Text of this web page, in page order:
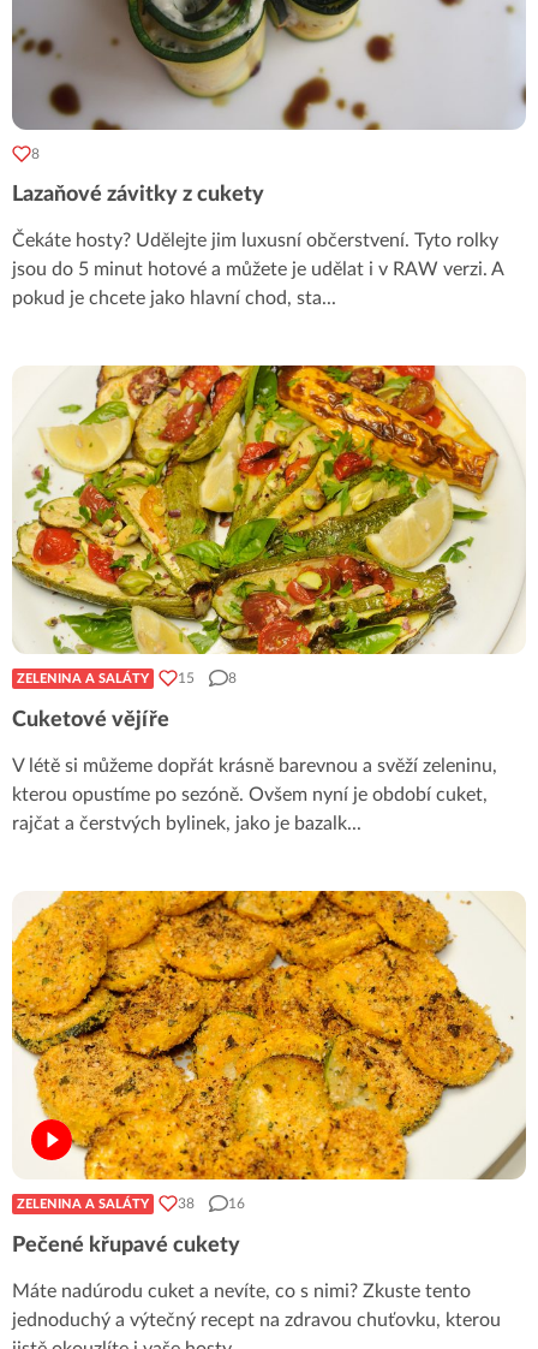
8
Lazaňové závitky z cukety
Čekáte hosty? Udělejte jim luxusní občerstvení. Tyto rolky
jsou do 5 minut hotové a můžete je udělat i v RAW verzi. A
pokud je chcete jako hlavní chod, sta...
ZELENINA A SALÁTY 15 8
Cuketové vějíře
V létě si můžeme dopřát krásně barevnou a svěží zeleninu,
kterou opustíme po sezóně. Ovšem nyní je období cuket,
rajčat a čerstvých bylinek, jako je bazalk...
ZELENINA A SALÁTY 38 16
Pečené křupavé cukety
Máte nadúrodu cuket a nevíte, co s nimi? Zkuste tento
jednoduchý a výtečný recept na zdravou chuťovku, kterou